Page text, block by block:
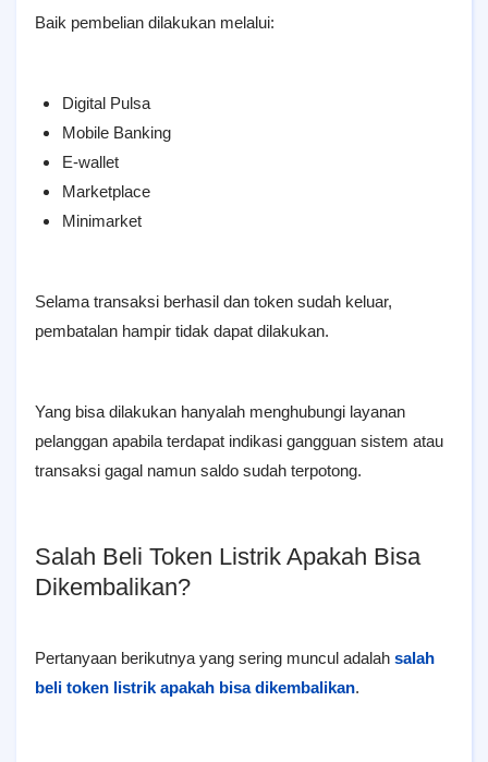
Baik pembelian dilakukan melalui:
Digital Pulsa
Mobile Banking
E-wallet
Marketplace
Minimarket
Selama transaksi berhasil dan token sudah keluar,
pembatalan hampir tidak dapat dilakukan.
Yang bisa dilakukan hanyalah menghubungi layanan
pelanggan apabila terdapat indikasi gangguan sistem atau
transaksi gagal namun saldo sudah terpotong.
Salah Beli Token Listrik Apakah Bisa
Dikembalikan?
Pertanyaan berikutnya yang sering muncul adalah salah
beli token listrik apakah bisa dikembalikan.